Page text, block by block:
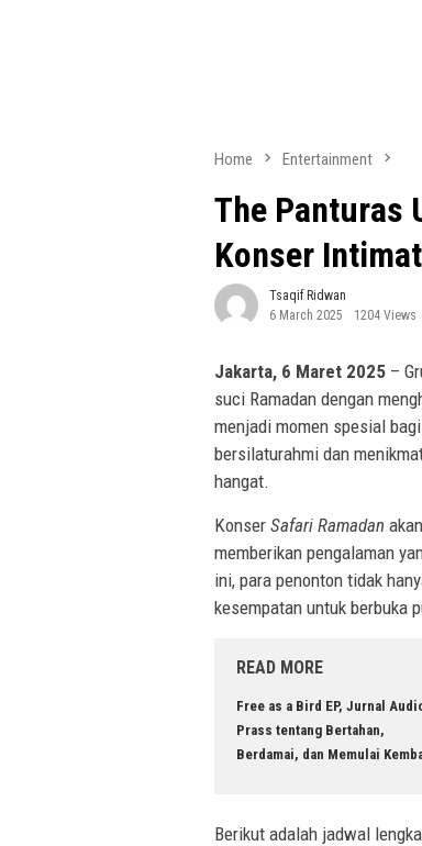
Home Entertainment
The Panturas
Konser
Tsaqif Ridwan
6 March 2025
1204 Views
Jakarta, 6 Maret 2025 –
suci Ramadan dengan
menjadi momen spesial
bersilaturahmi dan
hangat.
Konser Safari Ramadan
memberikan pengalaman
ini, para penonton tidak
kesempatan untuk berbuka
READ MORE
Free as a Bird EP, Jurnal
Prass tentang Bertahan,
Berdamai, dan Memulai
Berikut adalah jadwal